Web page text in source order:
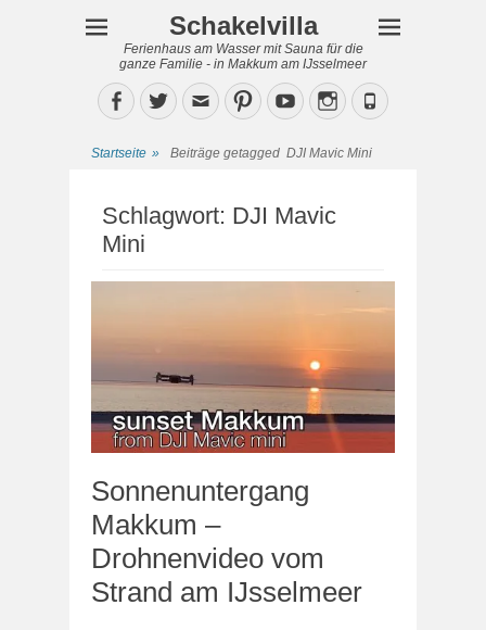
Schakelvilla
Ferienhaus am Wasser mit Sauna für die
ganze Familie - in Makkum am IJsselmeer
Facebook
TwitterEmailPinterestYouTubeInstagram
Phone
Startseite » Beiträge getagged DJI Mavic Mini
Schlagwort: DJI Mavic
Mini
Sonnenuntergang
Makkum –
Drohnenvideo vom
Strand am IJsselmeer